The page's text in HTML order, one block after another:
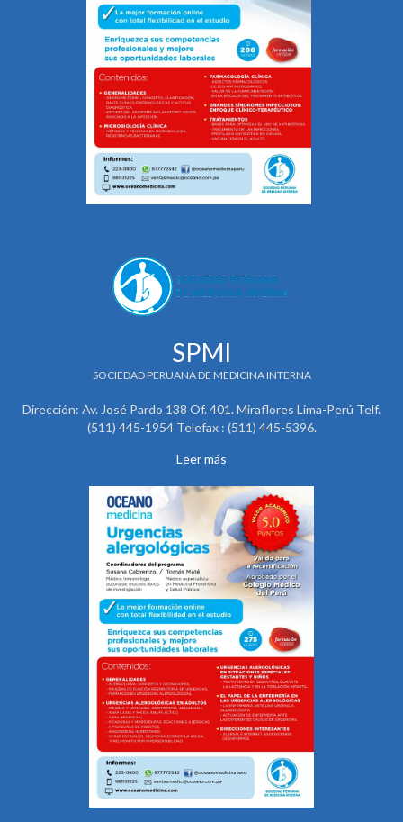
SPMI
SOCIEDAD PERUANA DE MEDICINA INTERNA
Dirección: Av. José Pardo 138 Of. 401. Miraflores Lima-Perú Telf.
(511) 445-1954 Telefax : (511) 445-5396.
Leer más